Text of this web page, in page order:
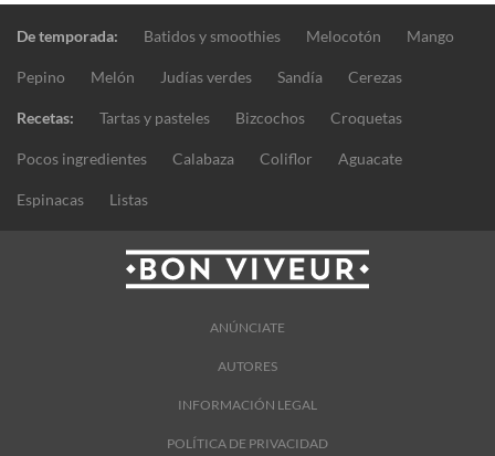
De temporada: Batidos y smoothies Melocotón Mango
Pepino Melón Judías verdes Sandía Cerezas
Recetas: Tartas y pasteles Bizcochos Croquetas
Pocos ingredientes Calabaza Coliflor Aguacate
Espinacas Listas
ANÚNCIATE
AUTORES
INFORMACIÓN LEGAL
POLÍTICA DE PRIVACIDAD